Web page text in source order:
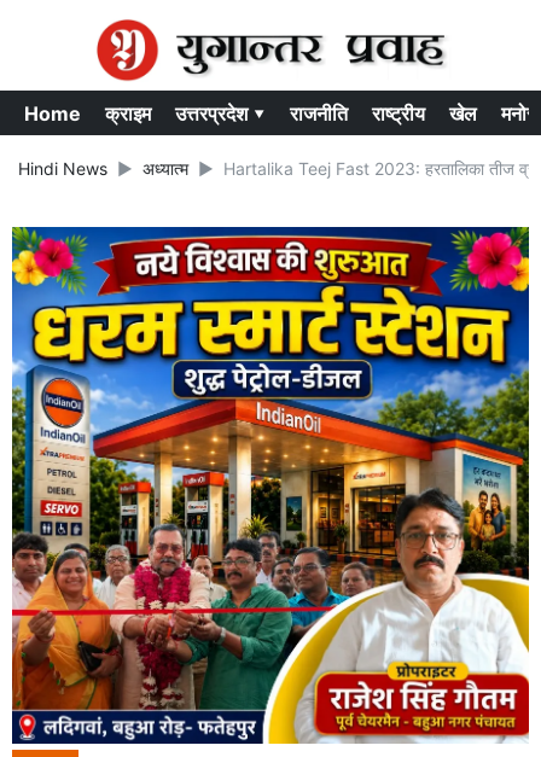
Home क्राइम उत्तरप्रदेश ▾ राजनीति राष्ट्रीय खेल
Hindi News अध्यात्म Hartalika Teej Fast 2023: हरतालिका तीज